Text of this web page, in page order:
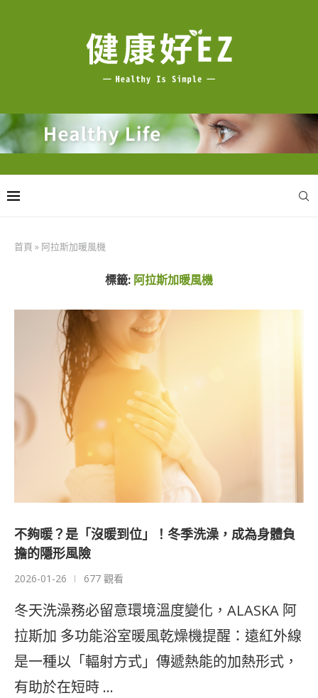
首頁 » 阿拉斯加暖風機
標籤: 阿拉斯加暖風機
不夠暖？是「沒暖到位」！冬季洗澡，成為身體負
擔的隱形風險
2026-01-26 677 觀看
冬天洗澡務必留意環境溫度變化，ALASKA 阿
拉斯加 多功能浴室暖風乾燥機提醒：遠紅外線
是一種以「輻射方式」傳遞熱能的加熱形式，
有助於在短時 …